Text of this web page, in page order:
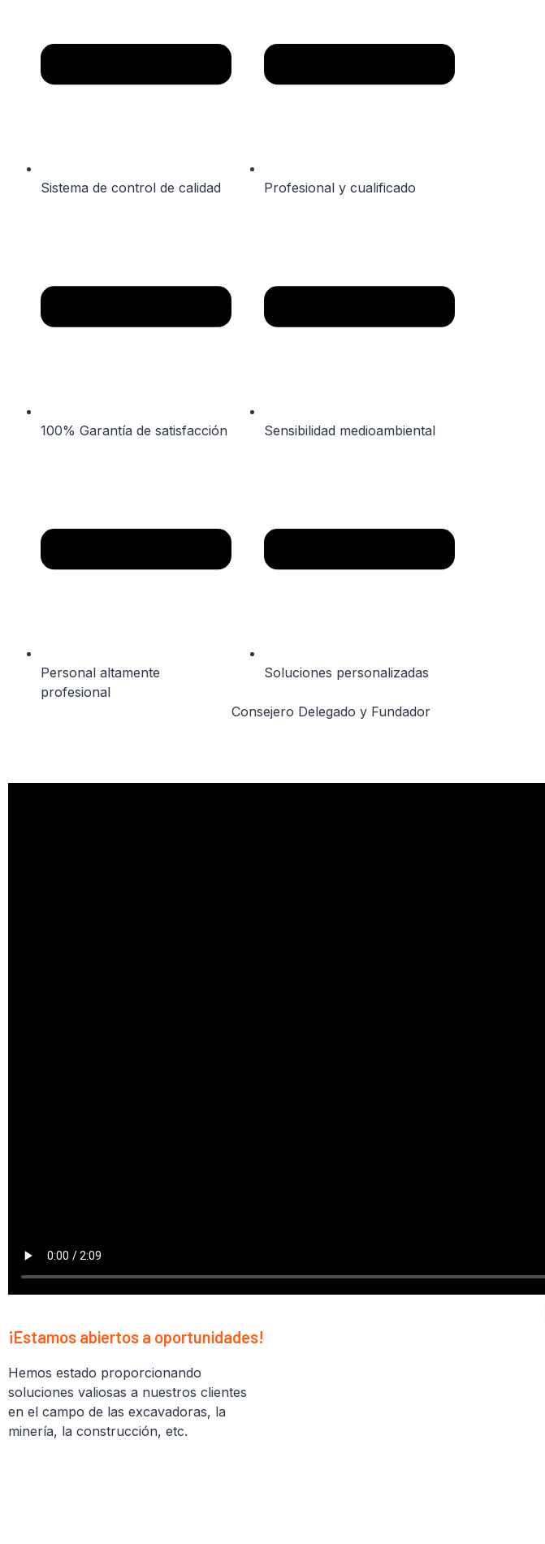
Sistema de control de calidad
100% Garantía de satisfacción
Personal altamente
profesional
Profesional y cualificado
Sensibilidad medioambiental
Soluciones personalizadas
Consejero Delegado y Fundador
¡Estamos abiertos a oportunidades!
Hemos estado proporcionando
soluciones valiosas a nuestros clientes
en el campo de las excavadoras, la
minería, la construcción, etc.